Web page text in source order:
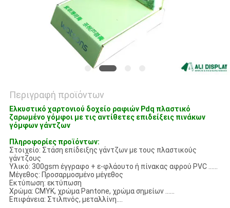
Περιγραφή προϊόντων
Ελκυστικό χαρτονιού δοχείο ραφιών Pdq πλαστικό
ζαρωμένο γόμφοι με τις αντίθετες επιδείξεις πινάκων
γόμφων γάντζων
Πληροφορίες προϊόντων:
Στοιχείο: Στάση επίδειξης γάντζων με τους πλαστικούς
γάντζους
Υλικό: 300gsm έγγραφο + ε-φλάουτο ή πίνακας αφρού PVC ......
Μέγεθος: Προσαρμοσμένο μέγεθος
Εκτύπωση: εκτύπωση
Χρώμα: CMYK, χρώμα Pantone, χρώμα σημείων ......
Επιφάνεια: Στιλπνός, μεταλλίνη….